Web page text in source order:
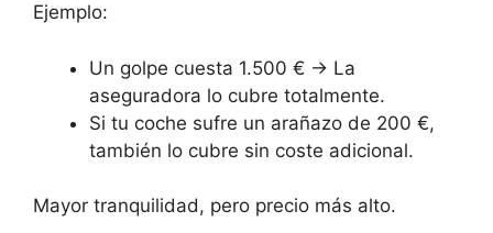
Ejemplo:
Un golpe cuesta 1.500 € → La
aseguradora lo cubre totalmente.
Si tu coche sufre un arañazo de 200 €,
también lo cubre sin coste adicional.
Mayor tranquilidad, pero precio más alto.